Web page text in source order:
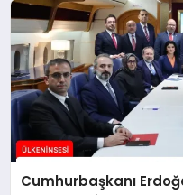
Cumhurbaşkanı